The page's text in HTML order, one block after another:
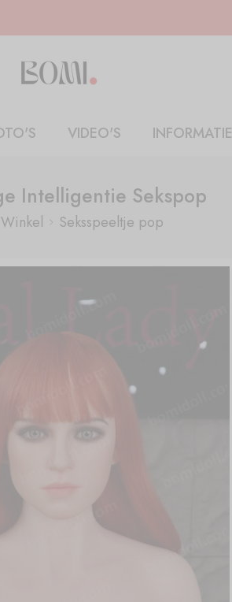
VIDEO'S INFORMATIE
Intelligentie Sekspop
Winkel Seksspeeltje pop